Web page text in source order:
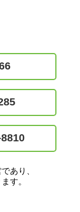
あり、
す。